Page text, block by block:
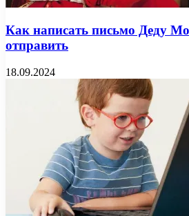
Как написать письмо Деду
отправить
18.09.2024